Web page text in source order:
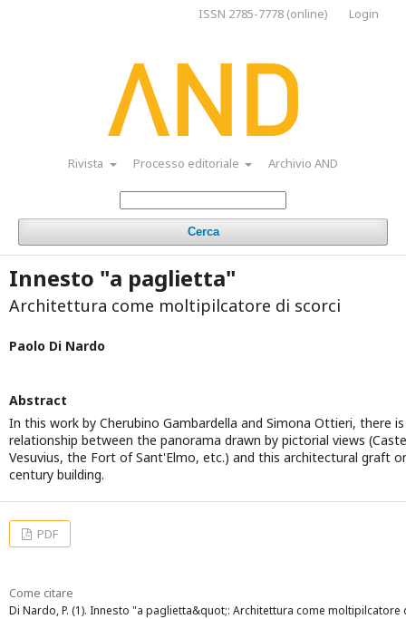
Rivista Processo editoriale Archivio AND
Cerca
ISSN 2785-7778 (online) Login
Innesto "a paglietta"
Architettura come moltipilcatore di scorci
Paolo Di Nardo
Abstract
In this work by Cherubino Gambardella and Simona Ottieri, there
relationship between the panorama drawn by pictorial views
Vesuvius, the Fort of Sant'Elmo, etc.) and this architectural graft
century building.
PDF
Come citare
Di Nardo, P. (1). Innesto "a paglietta&quot;: Architettura come